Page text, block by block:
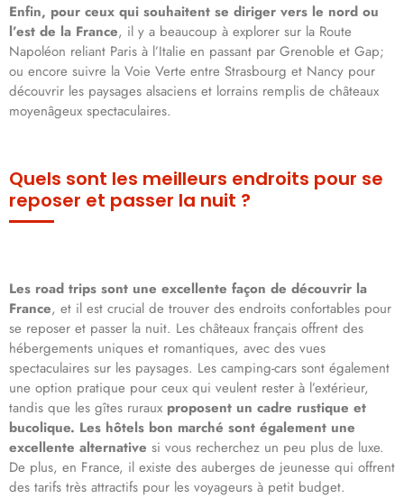
Enfin, pour ceux qui souhaitent se diriger vers le nord ou
l’est de la France, il y a beaucoup à explorer sur la Route
Napoléon reliant Paris à l’Italie en passant par Grenoble et Gap;
ou encore suivre la Voie Verte entre Strasbourg et Nancy pour
découvrir les paysages alsaciens et lorrains remplis de châteaux
moyenâgeux spectaculaires.
Quels sont les meilleurs endroits pour se
reposer et passer la nuit ?
Les road trips sont une excellente façon de découvrir la
France, et il est crucial de trouver des endroits confortables pour
se reposer et passer la nuit. Les châteaux français offrent des
hébergements uniques et romantiques, avec des vues
spectaculaires sur les paysages. Les camping-cars sont également
une option pratique pour ceux qui veulent rester à l’extérieur,
tandis que les gîtes ruraux proposent un cadre rustique et
bucolique. Les hôtels bon marché sont également une
excellente alternative si vous recherchez un peu plus de luxe.
De plus, en France, il existe des auberges de jeunesse qui offrent
des tarifs très attractifs pour les voyageurs à petit budget.